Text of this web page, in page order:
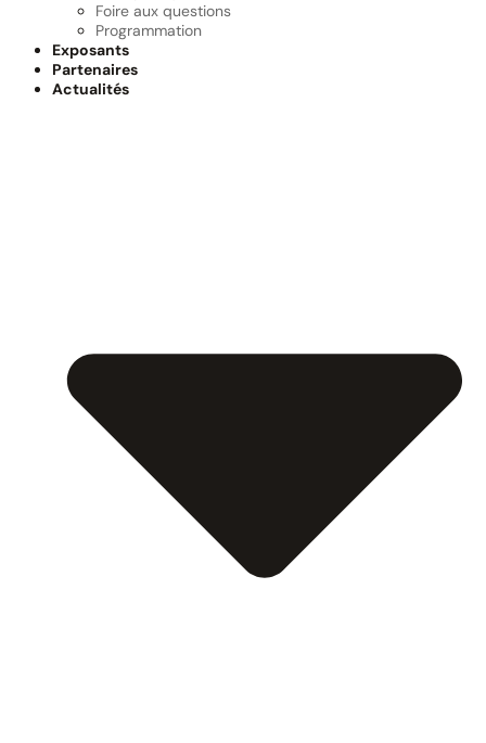
Foire aux questions
Programmation
Exposants
Partenaires
Actualités